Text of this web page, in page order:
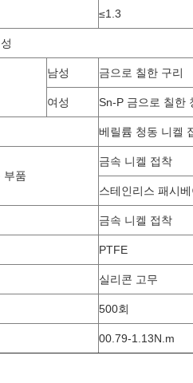
≤1.3
남성 금으로 칠한 구리
여성 Sn-P 금으로 칠한
베릴륨 청동 니켈
부품
금속 니켈 접착
스테인리스 패시베
금속 니켈 접착
PTFE
실리콘 고무
500회
00.79-1.13N.m